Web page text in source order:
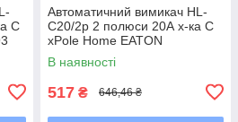
C
Автоматичний вимикач HL-
С20/2р 2 полюси 20А х-ка С
xPole Home EATON
В наявності
517 ₴ 646,46 ₴